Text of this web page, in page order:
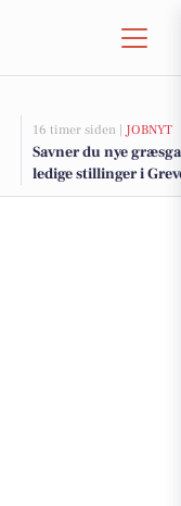
16 timer siden | JOBNYT
Savner du nye
ledige stillinger i